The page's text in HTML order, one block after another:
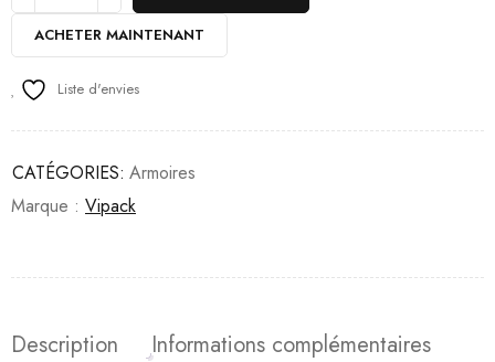
ACHETER MAINTENANT
Liste d'envies
CATÉGORIES: Armoires
Marque : Vipack
Description
Informations complémentaires